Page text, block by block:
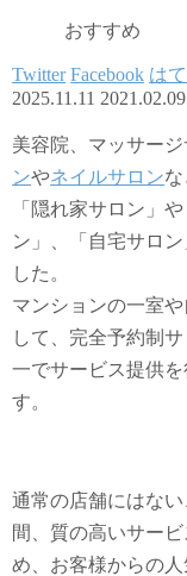
おすすめ
Twitter Facebook は
2025.11.11 2021.02.09
美容院、マッサージ
ンやネイルサロン
「隠れ家サロン」
ン」、「自宅サロ
した。
マンションの一室
して、完全予約制
一でサービス提供
す。
通常の店舗にはな
間、質の高いサー
め、お客様からの